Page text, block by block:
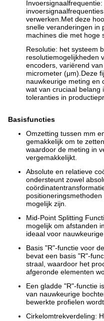
verwerken.Met deze
snelle veranderingen in
machines die met hoge
Resolutie: het systeem
resolutiemogelijkheden
encoders, variërend
micrometer (μm).Deze
nauwkeurige meting en
wat van cruciaal belang
toleranties in
Basisfuncties
Omzetting tussen mm
gemakkelijk om te
waardoor de meting in
vergemakkelijkt.
Absolute en relatieve
ondersteunt zowel
mogelijk zijn.
Mid-Point Splitting
mogelijk om afstanden
ideaal voor
Basis "R"-functie voor
bevat een basis "R"-
straal, waardoor het
afgeronde elementen
Een gladde "R"-functie
van nauwkeurige
bewerkte profielen
Cirkelomtrekverdeling: